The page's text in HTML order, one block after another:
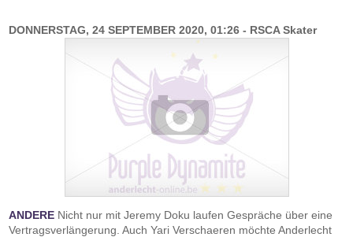
DONNERSTAG, 24 SEPTEMBER 2020, 01:26 - RSCA Skater
ANDERE Nicht nur mit Jeremy Doku laufen Gespräche über eine
Vertragsverlängerung. Auch Yari Verschaeren möchte Anderlecht